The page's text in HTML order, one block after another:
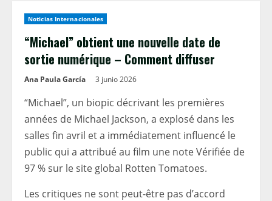
Noticias Internacionales
“Michael” obtient une nouvelle date de
sortie numérique – Comment diffuser
Ana Paula García 3 junio 2026
“Michael”, un biopic décrivant les premières
années de Michael Jackson, a explosé dans les
salles fin avril et a immédiatement influencé le
public qui a attribué au film une note Vérifiée de
97 % sur le site global Rotten Tomatoes.
Les critiques ne sont peut-être pas d’accord